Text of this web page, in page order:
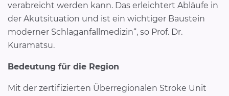
verabreicht werden kann. Das erleichtert Abläufe in
der Akutsituation und ist ein wichtiger Baustein
moderner Schlaganfallmedizin“, so Prof. Dr.
Kuramatsu.
Bedeutung für die Region
Mit der zertifizierten Überregionalen Stroke Unit